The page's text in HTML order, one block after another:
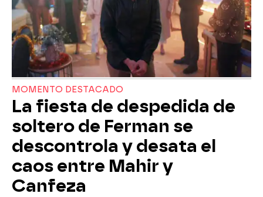
MOMENTO DESTACADO
La fiesta de despedida de
soltero de Ferman se
descontrola y desata el
caos entre Mahir y
Canfeza